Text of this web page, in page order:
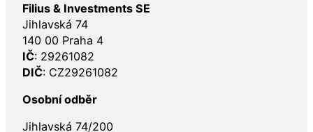
Filius & Investments SE
Jihlavská 74
140 00 Praha 4
IČ: 29261082
DIČ: CZ29261082
Osobní odběr
Jihlavská 74/200